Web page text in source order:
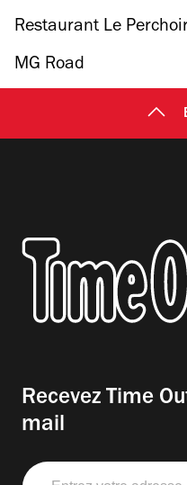
gratuits pendant les
Restaurant Le
MG Road
Recevez Time
mail
Entrez